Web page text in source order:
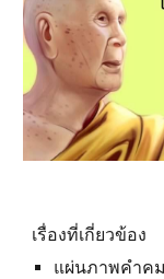
เรื่องที่เกี่ยวข้อง
แผ่นภาพคำค